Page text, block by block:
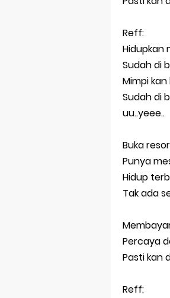
Reff:
Hidupkan
Sudah di
Mimpi
Sudah di
uu..yeee..
Buka
Punya
Hidup
Tak ada
Percaya
Pasti kan
Reff: